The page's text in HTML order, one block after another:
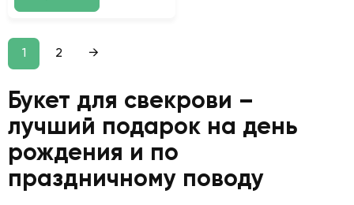
1 2 →
Букет для свекрови –
лучший подарок на день
рождения и по
праздничному поводу